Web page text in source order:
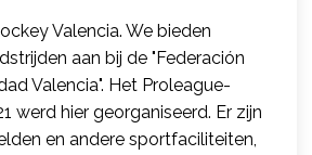
Valencia. We bieden
aan bij de "Federación
Valencia". Het Proleague-
werd hier georganiseerd. Er zijn
en andere sportfaciliteiten,